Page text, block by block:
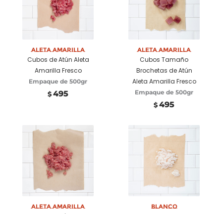
Añadir a
carrito
Aleta Amarilla
Cubos de Atún Aleta
Amarilla Fresco
Empaque de 500gr
$ 495
Añadir a
carrito
Aleta Amarilla
Cubos Tamaño
Brochetas de Atún
Aleta Amarilla Fresco
Empaque de 500gr
$ 495
Añadir a
Aleta Amarilla
Añadir a
carrito
Blanco